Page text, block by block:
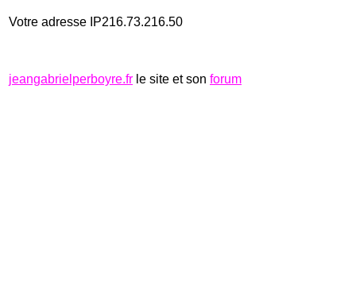
Votre adresse IP216.73.216.50
jeangabrielperboyre.fr le site et son forum